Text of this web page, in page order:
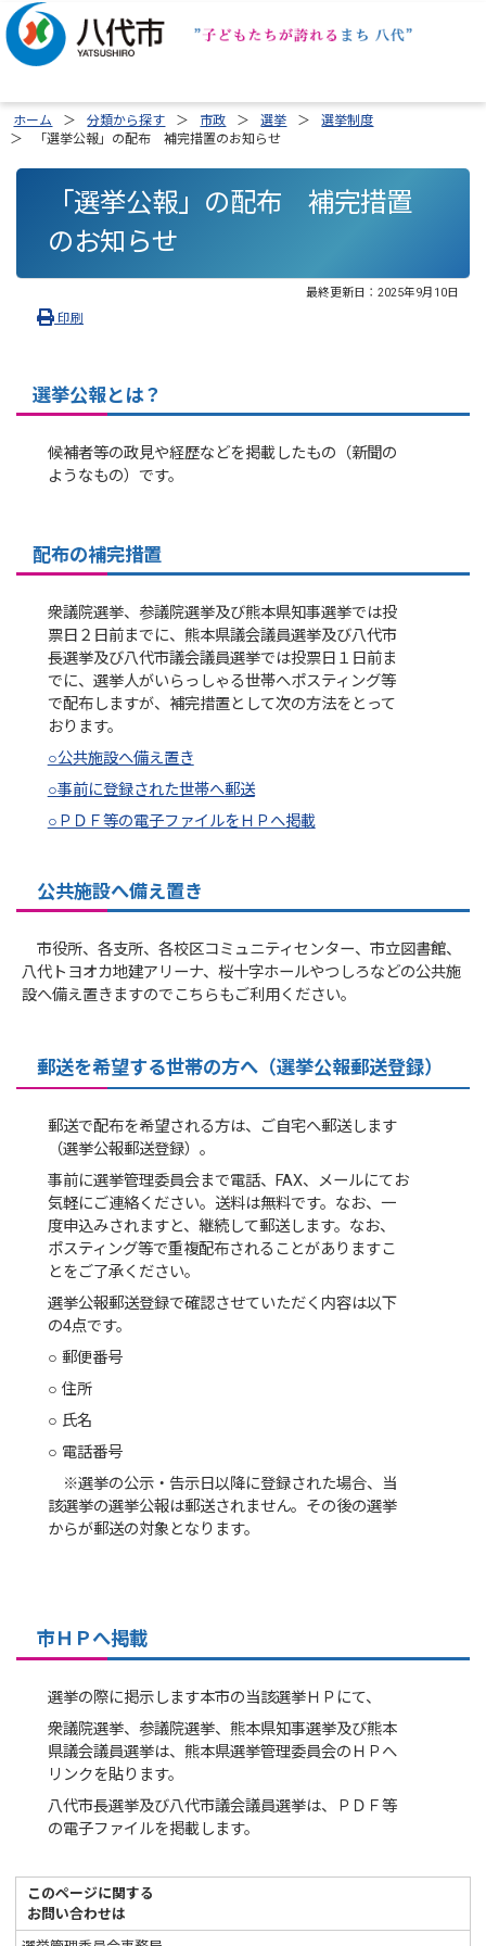
ホーム 分類から探す 市政 選挙
選挙制度
「選挙公報」の配布 補完措置のお知らせ
「選挙公報」の配布 補完措置
のお知らせ
最終更新日： 2025年9月10日
印刷
選挙公報とは？
候補者等の政見や経歴などを掲載したもの（新聞の
ようなもの）です。
配布の補完措置
衆議院選挙、参議院選挙及び熊本県知事選挙では投
票日２日前までに、熊本県議会議員選挙及び八代市
長選挙及び八代市議会議員選挙では投票日１日前ま
でに、選挙人がいらっしゃる世帯へポスティング等
で配布しますが、補完措置として次の方法をとって
おります。
○公共施設へ備え置き
○事前に登録された世帯へ郵送
○ＰＤＦ等の電子ファイルをＨＰへ掲載
公共施設へ備え置き
市役所、各支所、各校区コミュニティセンター、市立図書館、
八代トヨオカ地建アリーナ、桜十字ホールやつしろなどの公共施
設へ備え置きますのでこちらもご利用ください。
郵送を希望する世帯の方へ（選挙公報郵送登録）
郵送で配布を希望される方は、ご自宅へ郵送します
（選挙公報郵送登録）。
事前に選挙管理委員会まで電話、FAX、メールにてお
気軽にご連絡ください。送料は無料です。なお、一
度申込みされますと、継続して郵送します。なお、
ポスティング等で重複配布されることがありますこ
とをご了承ください。
選挙公報郵送登録で確認させていただく内容は以下
の4点です。
○ 郵便番号
○ 住所
○ 氏名
○ 電話番号
※選挙の公示・告示日以降に登録された場合、当
該選挙の選挙公報は郵送されません。その後の選挙
からが郵送の対象となります。
市ＨＰへ掲載
選挙の際に掲示します本市の当該選挙ＨＰにて、
衆議院選挙、参議院選挙、熊本県知事選挙及び熊本
県議会議員選挙は、熊本県選挙管理委員会のＨＰへ
リンクを貼ります。
八代市長選挙及び八代市議会議員選挙は、ＰＤＦ等
の電子ファイルを掲載します。
このページに関する
お問い合わせは